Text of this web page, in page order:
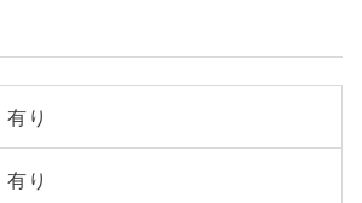
有り
有り